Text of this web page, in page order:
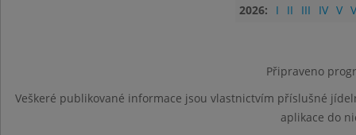
2026:
I II III IV V
Připraveno
Veškeré publikované informace jsou vlastnictvím příslušné
aplikace do